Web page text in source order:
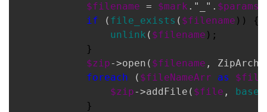
$filename = $mark ."_". $params
if ( file_exists ( $filename )) {
unlink ( $filename );
            }
$zip->open( $filename ,
foreach ( $fileNameArr as $file
$zip->addFile( $file ,
            }